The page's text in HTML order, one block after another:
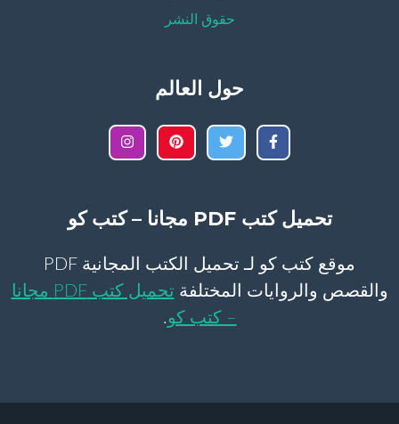
حقوق النشر
حول العالم
تحميل كتب PDF مجانا – كتب كو
موقع كتب كو لـ تحميل الكتب المجانية PDF
والقصص والروايات المختلفة
تحميل كتب PDF مجانا
– كتب كو.